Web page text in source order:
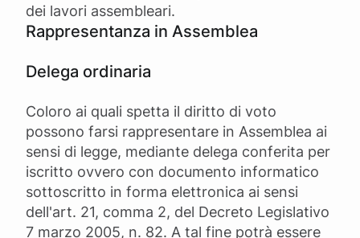
dei lavori assembleari.
Rappresentanza in Assemblea
Delega ordinaria
Coloro ai quali spetta il diritto di voto
possono farsi rappresentare in Assemblea ai
sensi di legge, mediante delega conferita per
iscritto ovvero con documento informatico
sottoscritto in forma elettronica ai sensi
dell'art. 21, comma 2, del Decreto Legislativo
7 marzo 2005, n. 82. A tal fine potrà essere